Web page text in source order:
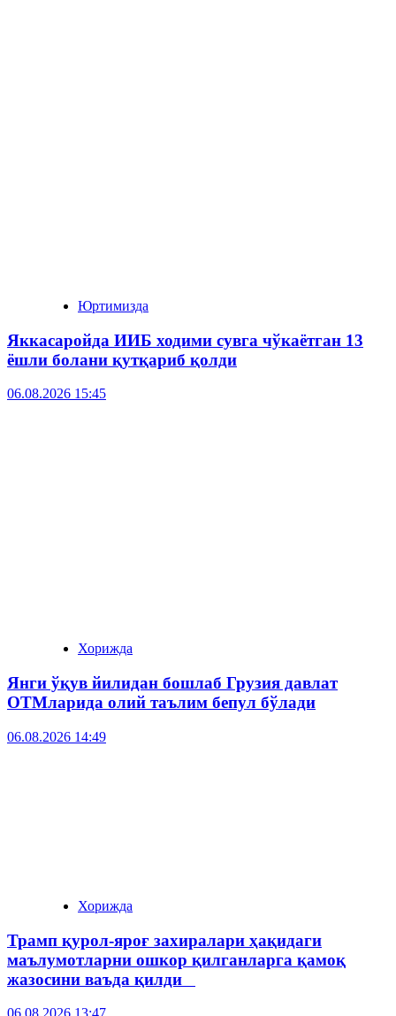
Юртимизда
Яккасаройда ИИБ ходими сувга чўкаётган 13
ёшли болани қутқариб қолди
06.08.2026 15:45
Хорижда
Янги ўқув йилидан бошлаб Грузия давлат
ОТМларида олий таълим бепул бўлади
06.08.2026 14:49
Хорижда
Трамп қурол-яроғ захиралари ҳақидаги
маълумотларни ошкор қилганларга қамоқ
жазосини ваъда қилди